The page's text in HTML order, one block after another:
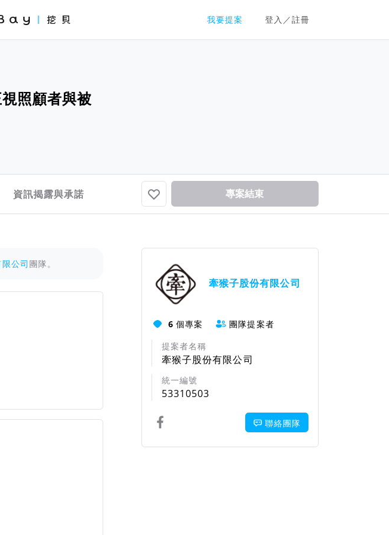
我要提案 登入／註冊
得信賴的群眾集資 / 群眾募資平台
照顧者與被
資訊揭露與承諾 專案結束
公司 團隊。
牽猴子股份有限公司
6 個專案
團隊提案者
提案者名稱
牽猴子股份有限公司
統一編號
53310503
聯絡團隊